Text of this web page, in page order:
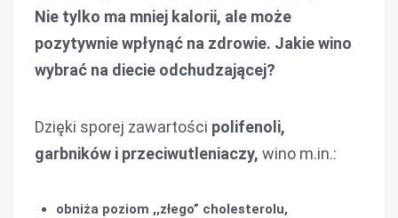
Nie tylko ma mniej kalorii, ale może
pozytywnie wpłynąć na zdrowie. Jakie wino
wybrać na diecie odchudzającej?
Dzięki sporej zawartości polifenoli,
garbników i przeciwutleniaczy, wino m.in.:
obniża poziom ,,złego” cholesterolu,